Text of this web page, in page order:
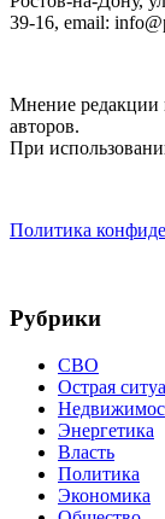
39-16, email:
Мнение редакции
авторов.
При
Политика
Рубрики
СВО
Острая
Энергетика
Власть
Политика
Экономика